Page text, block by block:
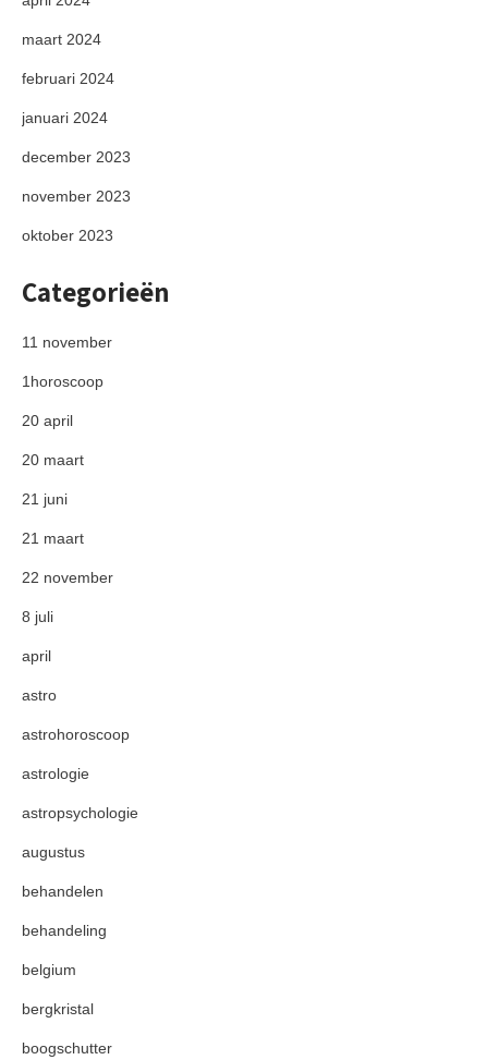
maart 2024
februari 2024
januari 2024
december 2023
november 2023
oktober 2023
Categorieën
11 november
1horoscoop
20 april
20 maart
21 juni
21 maart
22 november
8 juli
april
astro
astrohoroscoop
astrologie
astropsychologie
augustus
behandelen
behandeling
belgium
bergkristal
boogschutter